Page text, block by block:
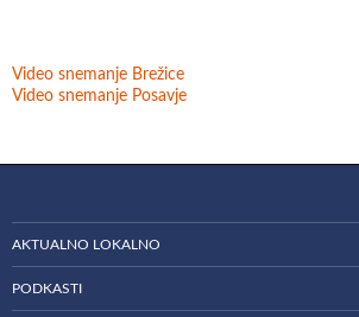
Video snemanje Brežice
Video snemanje Posavje
AKTUALNO LOKALNO
PODKASTI